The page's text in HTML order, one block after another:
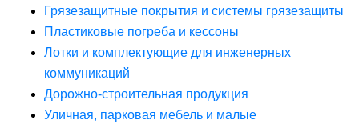
Грязезащитные покрытия и системы грязезащиты
Пластиковые погреба и кессоны
Лотки и комплектующие для инженерных
коммуникаций
Дорожно-строительная продукция
Уличная, парковая мебель и малые